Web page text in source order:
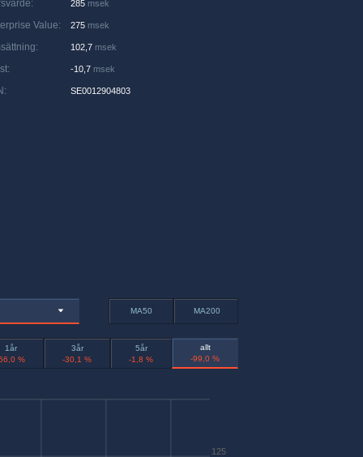
: 285 msek
Value: 275 msek
: 102,7 msek
: -10,7 msek
: SE0012904803
MA50 MA200
1år
%
3år
-30,1 %
5år
-1,8 %
allt
-99,0 %
125